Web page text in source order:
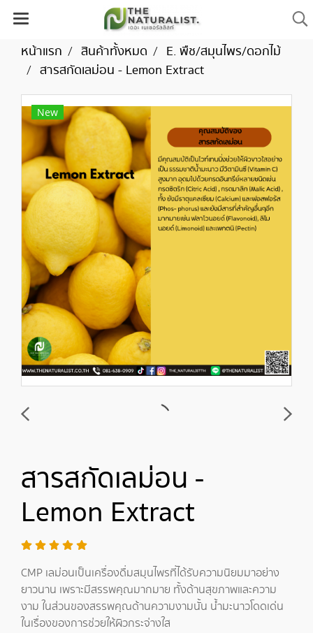
หน้าแรก สินค้าทั้งหมด
E. พืช/สมุนไพร/ดอกไม้
สารสกัดเลม่อน - Lemon Extract
New
สารสกัดเลม่อน -
Lemon Extract
CMP เลม่อนเป็นเครื่องดื่มสมุนไพรที่ได้รับความนิยมมาอย่าง
ยาวนาน เพราะมีสรรพคุณมากมาย ทั้งด้านสุขภาพและความ
งาม ในส่วนของสรรพคุณด้านความงามนั้น น้ำมะนาวโดดเด่น
ในเรื่องของการช่วยให้ผิวกระจ่างใส